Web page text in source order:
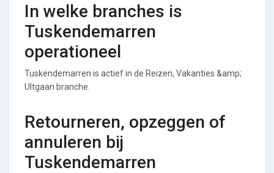
In welke branches is
Tuskendemarren
operationeel
Tuskendemarren is actief in de Reizen, Vakanties &amp;
UItgaan branche.
Retourneren, opzeggen of
annuleren bij
Tuskendemarren